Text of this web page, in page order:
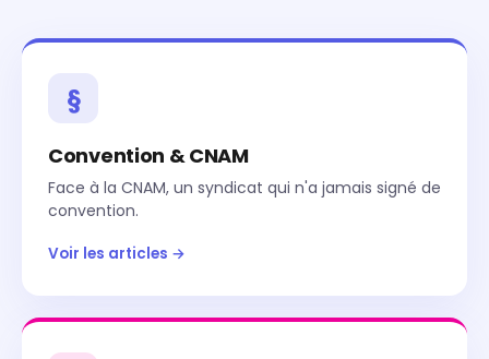
§
Convention & CNAM
Face à la CNAM, un syndicat qui n'a jamais signé de
convention.
Voir les articles →